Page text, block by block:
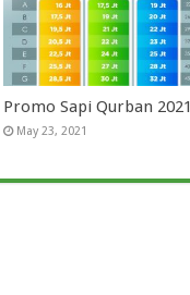
Promo Sapi Qurban 2021
May 23, 2021